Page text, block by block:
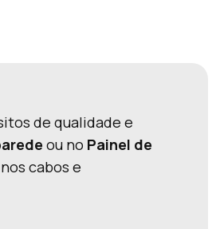
de qualidade e
ou no Painel de
cabos e